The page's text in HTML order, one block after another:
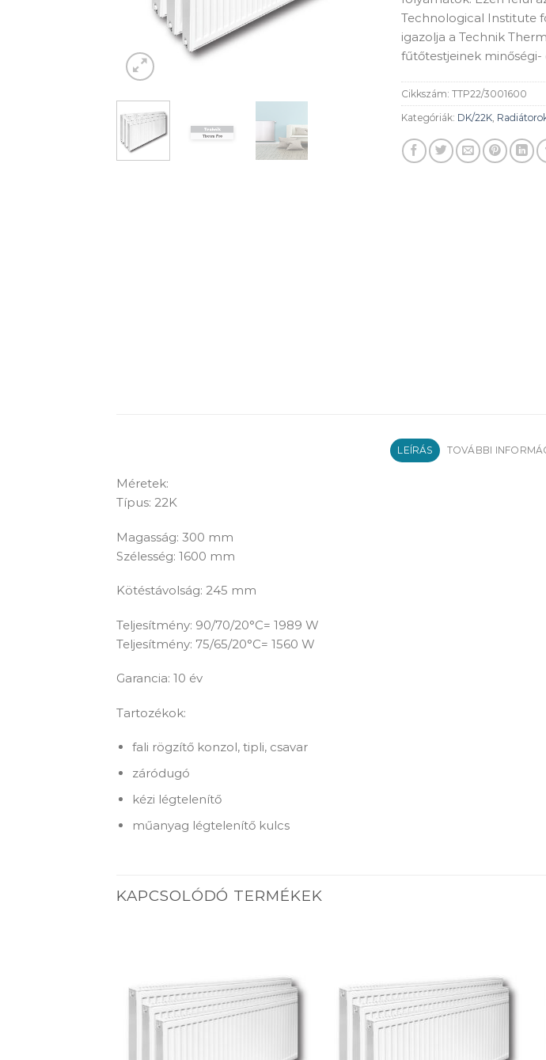
Technological Institute
igazolja a Technik
fűtőtestjeinek
Cikkszám: TTP22/3001600
Kategóriák: DK/22K
LEÍRÁS TOVÁBBI
Méretek:
Típus: 22K
Magasság: 300 mm
Szélesség: 1600 mm
Kötéstávolság: 245 mm
Teljesítmény: 90/70/20°C= 1989 W
Teljesítmény: 75/65/20°C= 1560 W
Garancia: 10 év
Tartozékok:
fali rögzítő konzol, tipli, csavar
záródugó
kézi légtelenítő
műanyag légtelenítő kulcs
KAPCSOLÓDÓ TERMÉKEK
Add to
wishlist
Add to
wishlist